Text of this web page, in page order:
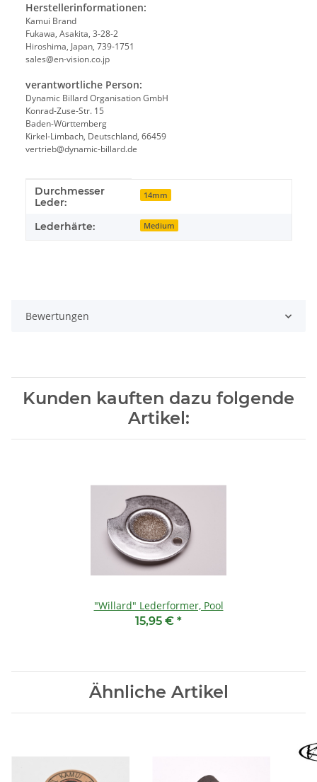
Herstellerinformationen:
Kamui Brand
Fukawa, Asakita, 3-28-2
Hiroshima, Japan, 739-1751
sales@en-vision.co.jp
verantwortliche Person:
Dynamic Billard Organisation GmbH
Konrad-Zuse-Str. 15
Baden-Württemberg
Kirkel-Limbach, Deutschland, 66459
vertrieb@dynamic-billard.de
Produkteigenschaft
Wert
Durchmesser
Leder:
14mm
Lederhärte: Medium
Bewertungen
Kunden kauften dazu folgende
Artikel:
"Willard" Lederformer, Pool
15,95 € *
Ähnliche Artikel